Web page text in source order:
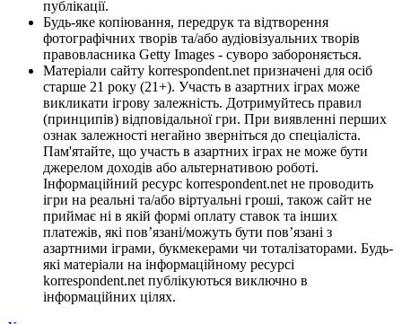
публікації.
Будь-яке копіювання, передрук та відтворення
фотографічних творів та/або аудіовізуальних творів
правовласника Getty Images - суворо забороняється.
Матеріали сайту korrespondent.net призначені для осіб
старше 21 року (21+). Участь в азартних іграх може
викликати ігрову залежність. Дотримуйтесь правил
(принципів) відповідальної гри. При виявленні перших
ознак залежності негайно зверніться до спеціаліста.
Пам'ятайте, що участь в азартних іграх не може бути
джерелом доходів або альтернативою роботі.
Інформаційний ресурс korrespondent.net не проводить
ігри на реальні та/або віртуальні гроші, також сайт не
приймає ні в якій формі оплату ставок та інших
платежів, які пов’язані/можуть бути пов’язані з
азартними іграми, букмекерами чи тоталізаторами. Будь-
які матеріали на інформаційному ресурсі
korrespondent.net публікуються виключно в
інформаційних цілях.